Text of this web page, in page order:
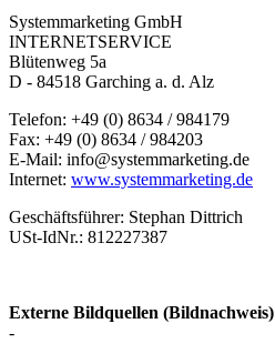
Systemmarketing GmbH
INTERNETSERVICE
Blütenweg 5a
D - 84518 Garching a. d. Alz
Telefon: +49 (0) 8634 / 984179
Fax: +49 (0) 8634 / 984203
E-Mail: info@systemmarketing.de
Internet: www.systemmarketing.de
Geschäftsführer: Stephan Dittrich
USt-IdNr.: 812227387
Externe Bildquellen (Bildnachweis)
-